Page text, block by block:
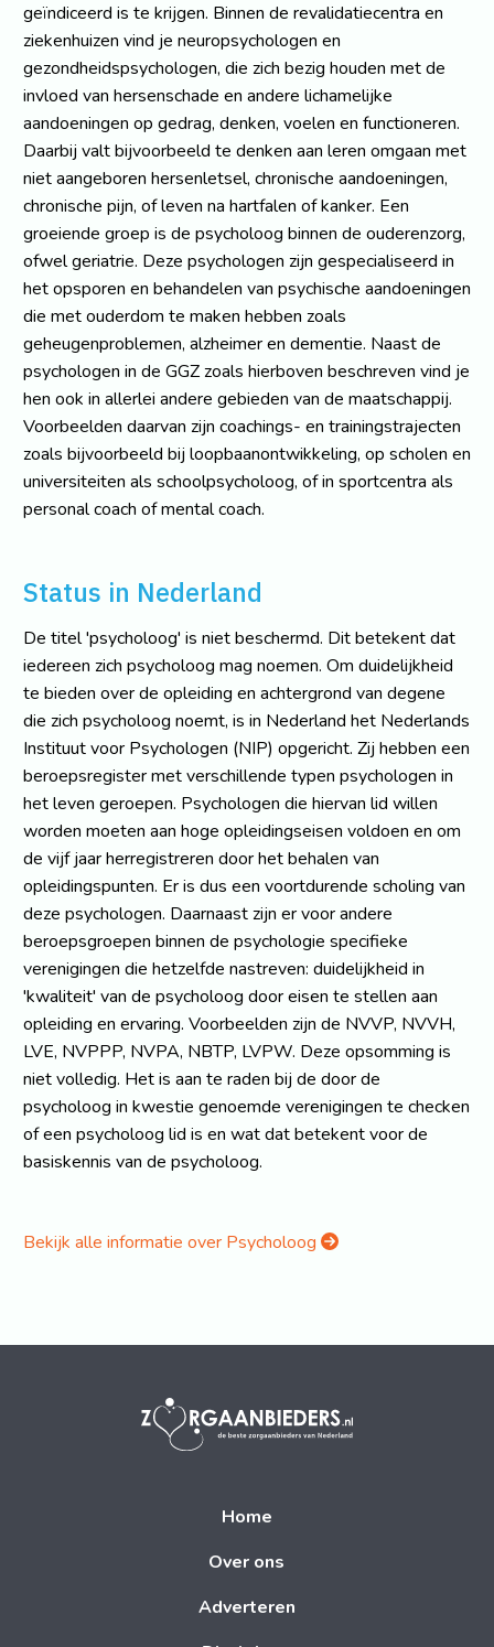
geïndiceerd is te krijgen. Binnen de revalidatiecentra en
ziekenhuizen vind je neuropsychologen en
gezondheidspsychologen, die zich bezig houden met de
invloed van hersenschade en andere lichamelijke
aandoeningen op gedrag, denken, voelen en functioneren.
Daarbij valt bijvoorbeeld te denken aan leren omgaan met
niet aangeboren hersenletsel, chronische aandoeningen,
chronische pijn, of leven na hartfalen of kanker. Een
groeiende groep is de psycholoog binnen de ouderenzorg,
ofwel geriatrie. Deze psychologen zijn gespecialiseerd in
het opsporen en behandelen van psychische aandoeningen
die met ouderdom te maken hebben zoals
geheugenproblemen, alzheimer en dementie. Naast de
psychologen in de GGZ zoals hierboven beschreven vind je
hen ook in allerlei andere gebieden van de maatschappij.
Voorbeelden daarvan zijn coachings- en trainingstrajecten
zoals bijvoorbeeld bij loopbaanontwikkeling, op scholen en
universiteiten als schoolpsycholoog, of in sportcentra als
personal coach of mental coach.
Status in Nederland
De titel 'psycholoog' is niet beschermd. Dit betekent dat
iedereen zich psycholoog mag noemen. Om duidelijkheid
te bieden over de opleiding en achtergrond van degene
die zich psycholoog noemt, is in Nederland het Nederlands
Instituut voor Psychologen (NIP) opgericht. Zij hebben een
beroepsregister met verschillende typen psychologen in
het leven geroepen. Psychologen die hiervan lid willen
worden moeten aan hoge opleidingseisen voldoen en om
de vijf jaar herregistreren door het behalen van
opleidingspunten. Er is dus een voortdurende scholing van
deze psychologen. Daarnaast zijn er voor andere
beroepsgroepen binnen de psychologie specifieke
verenigingen die hetzelfde nastreven: duidelijkheid in
'kwaliteit' van de psycholoog door eisen te stellen aan
opleiding en ervaring. Voorbeelden zijn de NVVP, NVVH,
LVE, NVPPP, NVPA, NBTP, LVPW. Deze opsomming is
niet volledig. Het is aan te raden bij de door de
psycholoog in kwestie genoemde verenigingen te checken
of een psycholoog lid is en wat dat betekent voor de
basiskennis van de psycholoog.
Bekijk alle informatie over Psycholoog
Home
Over ons
Adverteren